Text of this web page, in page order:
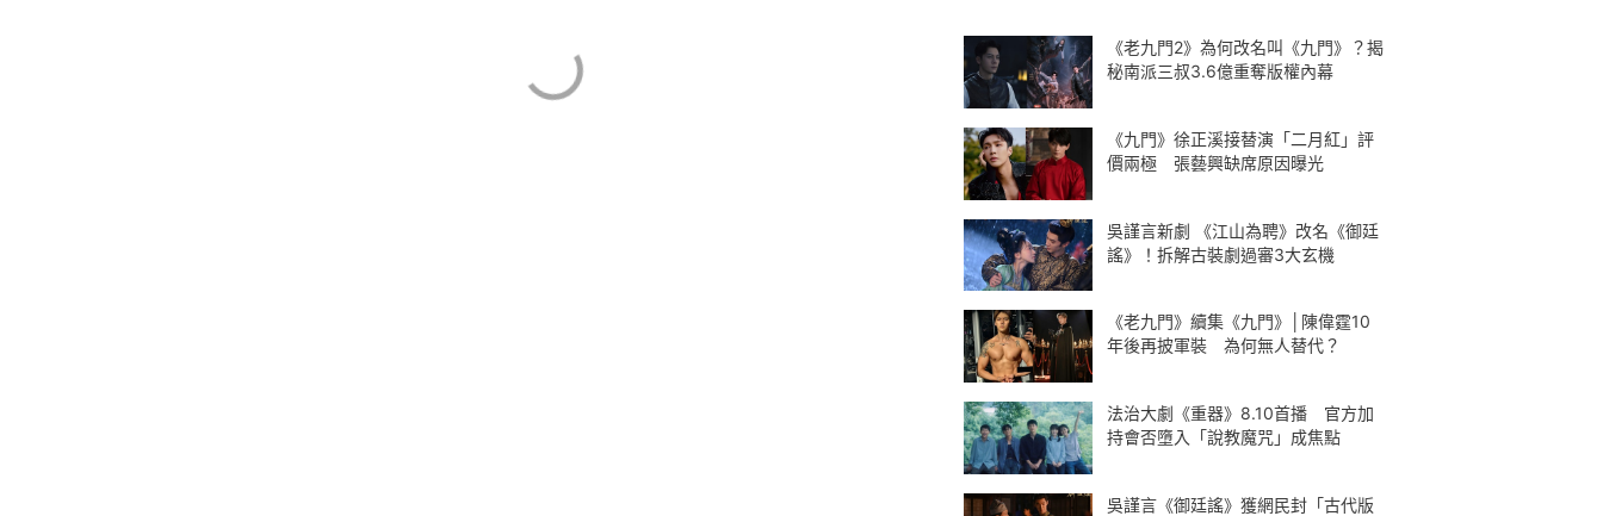
《老九門2》為何改名叫《九門》？揭
秘南派三叔3.6億重奪版權內幕
《九門》徐正溪接替演「二月紅」評
價兩極 張藝興缺席原因曝光
吳謹言新劇 《江山為聘》改名《御廷
謠》！拆解古裝劇過審3大玄機
《老九門》續集《九門》│陳偉霆10
年後再披軍裝 為何無人替代？
法治大劇《重器》8.10首播 官方加
持會否墮入「說教魔咒」成焦點
吳謹言《御廷謠》獲網民封「古代版